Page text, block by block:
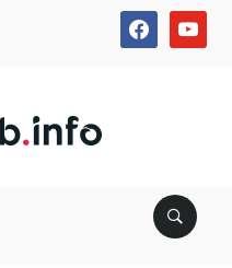
facebookyoutube